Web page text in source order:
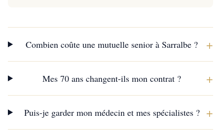
Combien coûte une mutuelle senior à Sarralbe ? +
Mes 70 ans changent-ils mon contrat ? +
Puis-je garder mon médecin et mes spécialistes ? +